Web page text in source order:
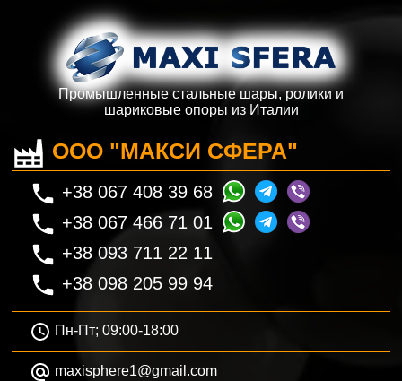
Промышленные стальные шары, ролики и
шариковые опоры из Италии
ООО "МАКСИ СФЕРА"
+38 067 408 39 68
+38 067 466 71 01
+38 093 711 22 11
+38 098 205 99 94
Пн-Пт; 09:00-18:00
maxisphere1@gmail.com